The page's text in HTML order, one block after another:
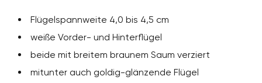
Flügelspannweite 4,0 bis 4,5 cm
weiße Vorder- und Hinterflügel
beide mit breitem braunem Saum verziert
mitunter auch goldig-glänzende Flügel